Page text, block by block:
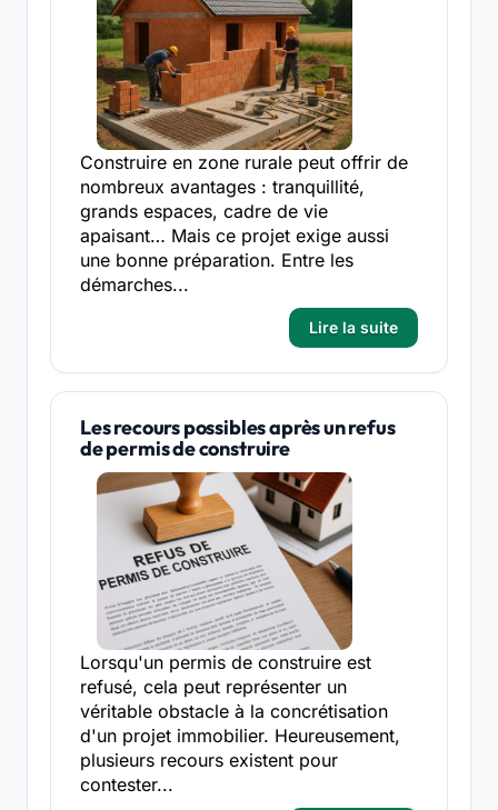
Construire en zone rurale peut offrir de
nombreux avantages : tranquillité,
grands espaces, cadre de vie
apaisant… Mais ce projet exige aussi
une bonne préparation. Entre les
démarches...
Lire la suite
Les recours possibles après un refus
de permis de construire
Lorsqu'un permis de construire est
refusé, cela peut représenter un
véritable obstacle à la concrétisation
d'un projet immobilier. Heureusement,
plusieurs recours existent pour
contester...